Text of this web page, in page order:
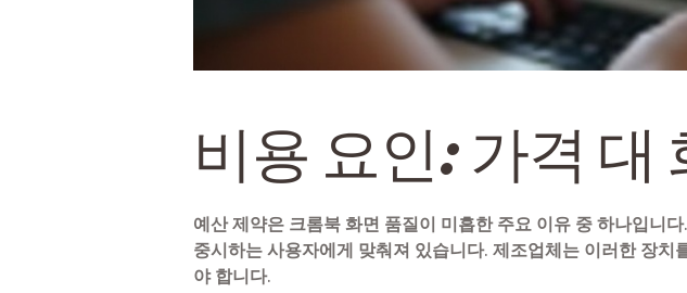
비용 요인: 가격 대
예산 제약은 크롬북 화면 품질이 미흡한 주요 이유 중 하나입니
중시하는 사용자에게 맞춰져 있습니다. 제조업체는 이러한 장
야 합니다.